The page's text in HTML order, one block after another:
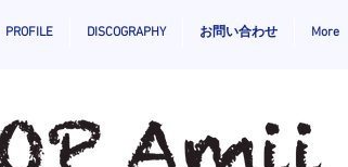
PROFILE DISCOGRAPHY お問い合わせ More